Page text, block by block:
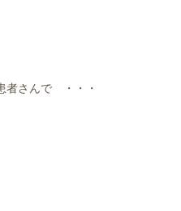
者さんで ・・・